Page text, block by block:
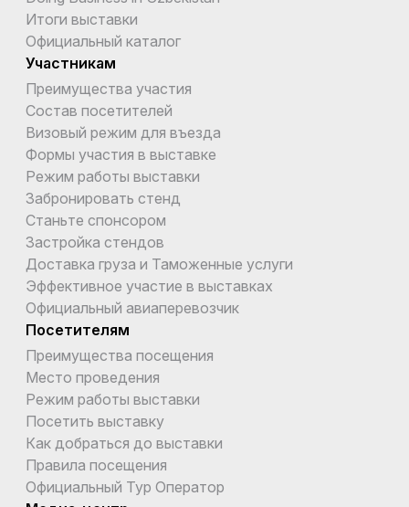
Итоги выставки
Официальный каталог
Участникам
Преимущества участия
Состав посетителей
Визовый режим для въезда
Формы участия в выставке
Режим работы выставки
Забронировать стенд
Станьте спонсором
Застройка стендов
Доставка груза и Таможенные услуги
Эффективное участие в выставках
Официальный авиаперевозчик
Посетителям
Преимущества посещения
Место проведения
Режим работы выставки
Посетить выставку
Как добраться до выставки
Правила посещения
Официальный Тур Оператор